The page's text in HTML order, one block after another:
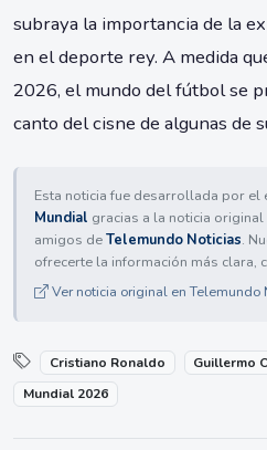
subraya la importancia de la
en el deporte rey. A medida
2026, el mundo del fútbol se
canto del cisne de algunas de
Esta noticia fue desarrollada por
Mundial gracias a la noticia
amigos deTelemundo Noticias.
ofrecerte la información más clara,
Ver noticia original en Telemundo
Cristiano Ronaldo Guillermo
Mundial 2026